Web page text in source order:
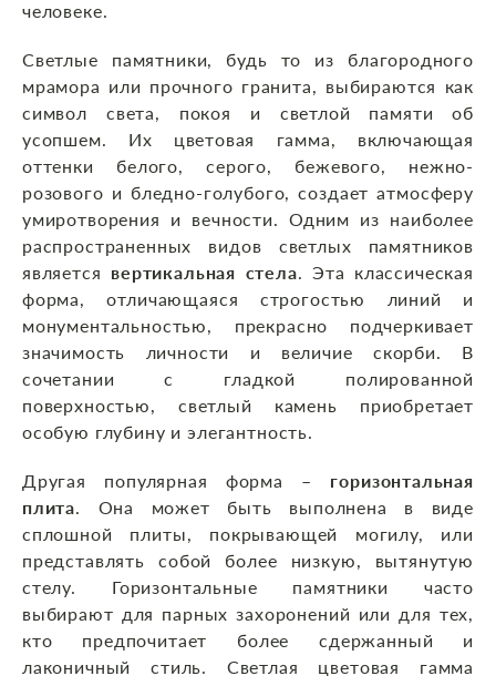
человеке.
Светлые памятники, будь то из благородного
мрамора или прочного гранита, выбираются как
символ света, покоя и светлой памяти об
усопшем. Их цветовая гамма, включающая
оттенки белого, серого, бежевого, нежно-
розового и бледно-голубого, создает атмосферу
умиротворения и вечности. Одним из наиболее
распространенных видов светлых памятников
является вертикальная стела. Эта классическая
форма, отличающаяся строгостью линий и
монументальностью, прекрасно подчеркивает
значимость личности и величие скорби. В
сочетании с гладкой полированной
поверхностью, светлый камень приобретает
особую глубину и элегантность.
Другая популярная форма – горизонтальная
плита. Она может быть выполнена в виде
сплошной плиты, покрывающей могилу, или
представлять собой более низкую, вытянутую
стелу. Горизонтальные памятники часто
выбирают для парных захоронений или для тех,
кто предпочитает более сдержанный и
лаконичный стиль. Светлая цветовая гамма